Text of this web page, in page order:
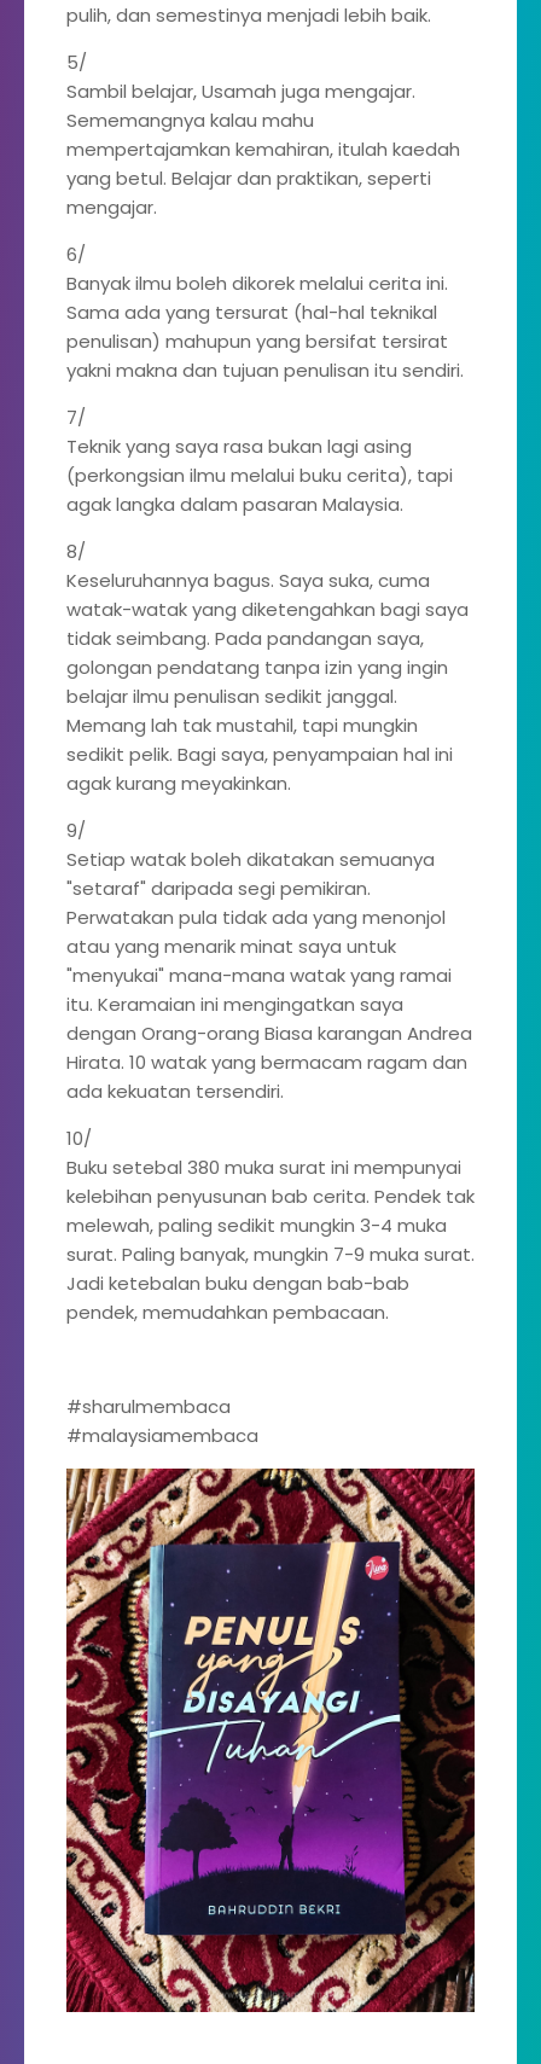
pulih, dan semestinya menjadi lebih baik.
5/
Sambil belajar, Usamah juga mengajar.
Sememangnya kalau mahu
mempertajamkan kemahiran, itulah kaedah
yang betul. Belajar dan praktikan, seperti
mengajar.
6/
Banyak ilmu boleh dikorek melalui cerita ini.
Sama ada yang tersurat (hal-hal teknikal
penulisan) mahupun yang bersifat tersirat
yakni makna dan tujuan penulisan itu sendiri.
7/
Teknik yang saya rasa bukan lagi asing
(perkongsian ilmu melalui buku cerita), tapi
agak langka dalam pasaran Malaysia.
8/
Keseluruhannya bagus. Saya suka, cuma
watak-watak yang diketengahkan bagi saya
tidak seimbang. Pada pandangan saya,
golongan pendatang tanpa izin yang ingin
belajar ilmu penulisan sedikit janggal.
Memang lah tak mustahil, tapi mungkin
sedikit pelik. Bagi saya, penyampaian hal ini
agak kurang meyakinkan.
9/
Setiap watak boleh dikatakan semuanya
"setaraf" daripada segi pemikiran.
Perwatakan pula tidak ada yang menonjol
atau yang menarik minat saya untuk
"menyukai" mana-mana watak yang ramai
itu. Keramaian ini mengingatkan saya
dengan Orang-orang Biasa karangan Andrea
Hirata. 10 watak yang bermacam ragam dan
ada kekuatan tersendiri.
10/
Buku setebal 380 muka surat ini mempunyai
kelebihan penyusunan bab cerita. Pendek tak
melewah, paling sedikit mungkin 3-4 muka
surat. Paling banyak, mungkin 7-9 muka surat.
Jadi ketebalan buku dengan bab-bab
pendek, memudahkan pembacaan.
#sharulmembaca
#malaysiamembaca